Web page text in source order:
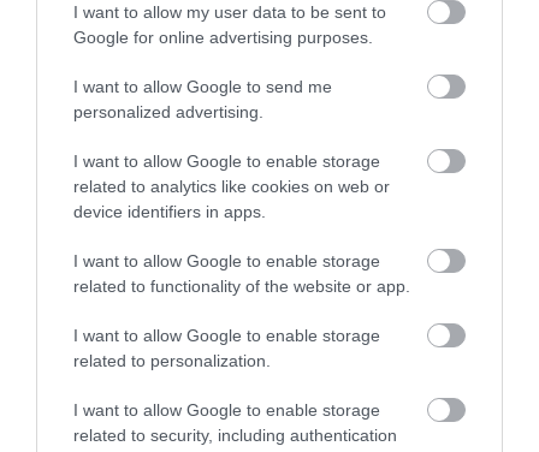
I want to allow my user data to be sent to
Google for online advertising purposes.
I want to allow Google to send me
personalized advertising.
I want to allow Google to enable storage
related to analytics like cookies on web or
device identifiers in apps.
I want to allow Google to enable storage
related to functionality of the website or app.
I want to allow Google to enable storage
related to personalization.
I want to allow Google to enable storage
related to security, including authentication
ZÁPOROK, ZIVATAROK KIALAKULHATNAK
KÉT AUTÓ ÜTKÖZÖTT BOGÁCSON, A
2026. augusztus 06|Riasztó
HÍREK A GARÁZSBÓL: CHERY TIGGO 9